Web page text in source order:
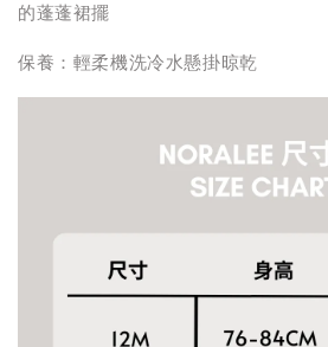
的蓬蓬裙擺
保養：輕柔機洗冷水懸掛晾乾